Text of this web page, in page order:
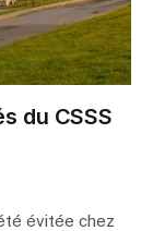
du CSSS
évitée chez